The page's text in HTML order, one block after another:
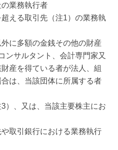
業務執行者
える取引先（注1）の業務執
に多額の金銭その他の財産
ンサルタント、会計専門家又
産を得ている者が法人、組
は、当該団体に所属する者
）、又は、当該主要株主にお
取引銀行における業務執行